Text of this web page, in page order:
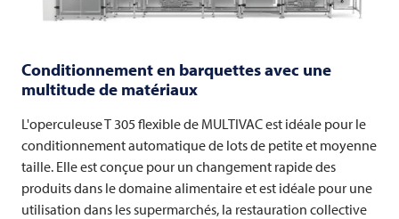
Conditionnement en barquettes avec une
multitude de matériaux
L'operculeuse T 305 flexible de MULTIVACest idéale pour le
conditionnement automatique de lots de petite et moyenne
taille. Elle est conçue pour un changement rapide des
produits dans le domaine alimentaire et est idéale pour une
utilisation dans les supermarchés, la restauration collective